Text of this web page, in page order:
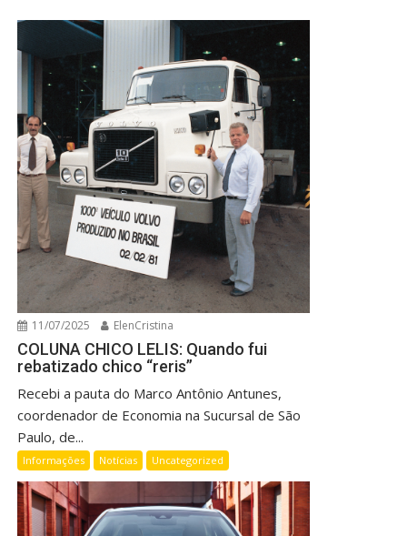
11/07/2025 ElenCristina
COLUNA CHICO LELIS: Quando fui
rebatizado chico “reris”
Recebi a pauta do Marco Antônio Antunes,
coordenador de Economia na Sucursal de São
Paulo, de...
Informações Notícias Uncategorized